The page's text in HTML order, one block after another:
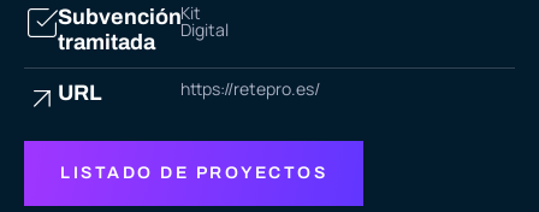
Subvención
tramitada
Kit
Digital
URL https://retepro.es/
LISTADO DE PROYECTOS